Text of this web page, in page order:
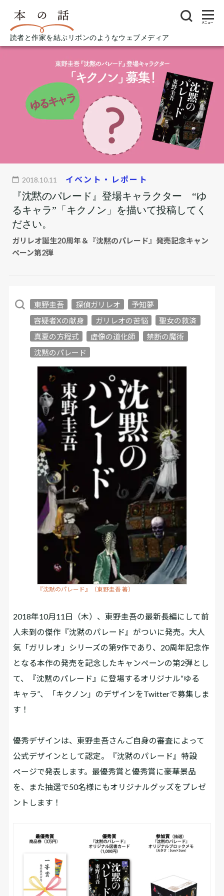
読者と作家を結ぶリボンのようなウェブメディア
メニュー
2018.10.11 イベント・レポート
『沈黙のパレード』登場キャラクター “ゆ
るキャラ”「キクノン」を描いて投稿してく
ださい。
ガリレオ誕生20周年＆『沈黙のパレード』発売記念キャン
ペーン第2弾
東野圭吾 探偵ガリレオ
予知夢
容疑者Xの献身
ガリレオの苦悩
聖女の救済
真夏の方程式
虚像の道化師
禁断の魔術
沈黙のパレード
『沈黙のパレード』（東野圭吾 著）
2018年10月11日（木）、東野圭吾の最新長編にして前
人未到の傑作『沈黙のパレード』がついに発売。大人
気「ガリレオ」シリーズの第9作であり、20周年記念作
となる本作の発売を記念したキャンペーンの第2弾とし
て、『沈黙のパレード』に登場するオリジナル“ゆる
キャラ”、「キクノン」のデザインをTwitterで募集しま
す！
優秀デザインは、東野圭吾さんご自身の審査によって
公式デザインとして認定。『沈黙のパレード』特設
ページで発表します。最優秀賞と優秀賞に豪華景品
を、また抽選で50名様にもオリジナルグッズをプレゼ
ントします！